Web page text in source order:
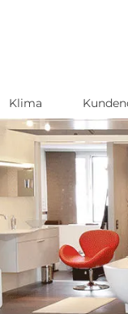
Klima